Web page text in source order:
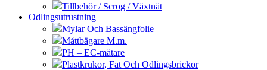
Tillbehör / Scrog / Växtnät
Odlingsutrustning
Mylar Och Bassängfolie
Måttbägare M.m.
PH – EC-mätare
Plastkrukor, Fat Och Odlingsbrickor